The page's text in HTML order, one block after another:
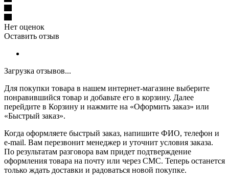
Нет оценок
Оставить отзыв
Загрузка отзывов...
Для покупки товара в нашем интернет-магазине выберите
понравившийся товар и добавьте его в корзину. Далее
перейдите в Корзину и нажмите на «Оформить заказ» или
«Быстрый заказ».
Когда оформляете быстрый заказ, напишите ФИО, телефон и
e-mail. Вам перезвонит менеджер и уточнит условия заказа.
По результатам разговора вам придет подтверждение
оформления товара на почту или через СМС. Теперь останется
только ждать доставки и радоваться новой покупке.